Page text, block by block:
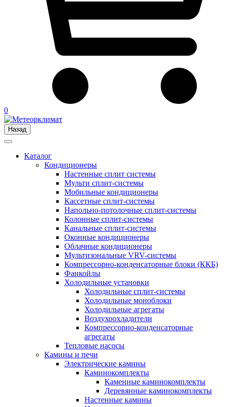
0
Назад
Каталог
Кондиционеры
Настенные сплит системы
Мульти сплит-системы
Мобильные кондиционеры
Кассетные сплит-системы
Напольно-потолочные сплит-системы
Колонные сплит-системы
Канальные сплит-системы
Оконные кондиционеры
Облачные кондиционеры
Мультизональные VRV-системы
Компрессорно-конденсаторные блоки (ККБ)
Фанкойлы
Холодильные установки
Холодильные сплит-системы
Холодильные моноблоки
Холодильные агрегаты
Воздухоохладители
Компрессорно-конденсаторные
агрегаты
Тепловые насосы
Камины и печи
Электрические камины
Каминокомплекты
Каменные каминокомплекты
Деревянные каминокомплекты
Настенные камины